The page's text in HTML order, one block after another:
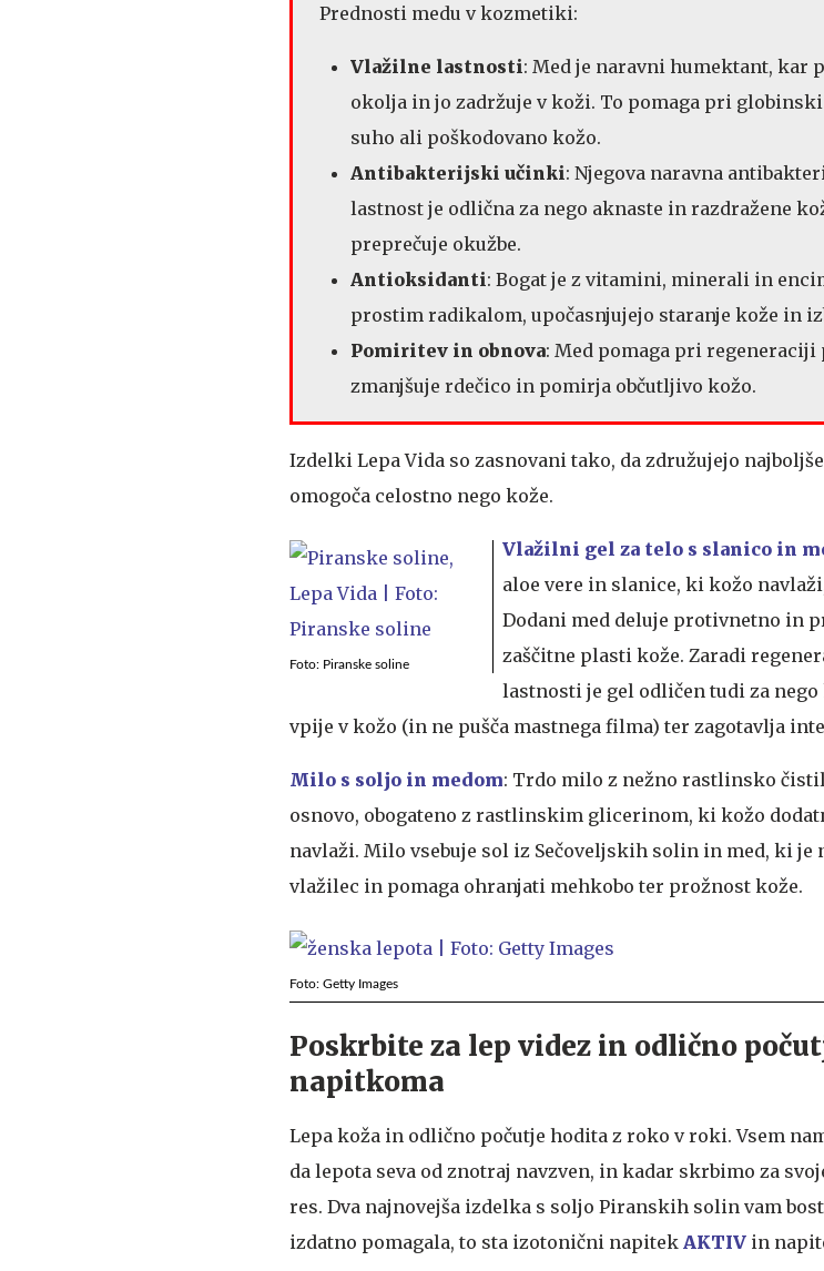
Prednosti medu v kozmetiki:
Vlažilne lastnosti: Med je naravni humektant, kar
okolja in jo zadržuje v koži. To pomaga pri
suho ali poškodovano kožo.
Antibakterijski učinki: Njegova naravna
lastnost je odlična za nego aknaste in razdražene
preprečuje okužbe.
Antioksidanti: Bogat je z vitamini, minerali in
prostim radikalom, upočasnjujejo staranje kože in
Pomiritev in obnova: Med pomaga pri regeneraciji
zmanjšuje rdečico in pomirja občutljivo kožo.
Izdelki Lepa Vida so zasnovani tako, da združujejo
omogoča celostno nego kože.
Foto: Piranske soline
Vlažilni gel za telo s slanico in
aloe vere in slanice, ki kožo
Dodani med deluje protivnetno in
zaščitne plasti kože. Zaradi
lastnosti je gel odličen tudi za
vpije v kožo (in ne pušča mastnega filma) ter zagotavlja
Milo s soljo in medom: Trdo milo z nežno rastlinsko
osnovo, obogateno z rastlinskim glicerinom, ki kožo
navlaži. Milo vsebuje sol iz Sečoveljskih solin in med, ki je
vlažilec in pomaga ohranjati mehkobo ter prožnost kože.
Foto: Getty Images
Poskrbite za lep videz in odlično
napitkoma
Lepa koža in odlično počutje hodita z roko v roki. Vsem
da lepota seva od znotraj navzven, in kadar skrbimo za
res. Dva najnovejša izdelka s soljo Piranskih solin vam
izdatno pomagala, to sta izotonični napitek AKTIV in